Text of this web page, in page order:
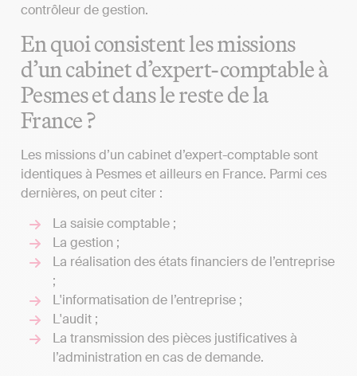
contrôleur de gestion.
En quoi consistent les missions
d’un cabinet d’expert-comptable à
Pesmes et dans le reste de la
France ?
Les missions d’un cabinet d’expert-comptable sont
identiques à Pesmes et ailleurs en France. Parmi ces
dernières, on peut citer :
La saisie comptable ;
La gestion ;
La réalisation des états financiers de l’entreprise
;
L'informatisation de l’entreprise ;
L'audit ;
La transmission des pièces justificatives à
l’administration en cas de demande.